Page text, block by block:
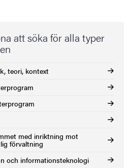
att söka för alla typer
teori, kontext
med inriktning mot
förvaltning
och informationsteknologi